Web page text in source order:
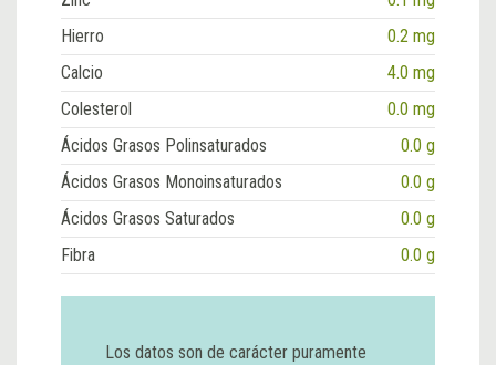
Hierro
0.2 mg
Calcio
4.0 mg
Colesterol
0.0 mg
Ácidos Grasos Polinsaturados
0.0 g
Ácidos Grasos Monoinsaturados
0.0 g
Ácidos Grasos Saturados
0.0 g
Fibra
0.0 g
Los datos son de carácter puramente